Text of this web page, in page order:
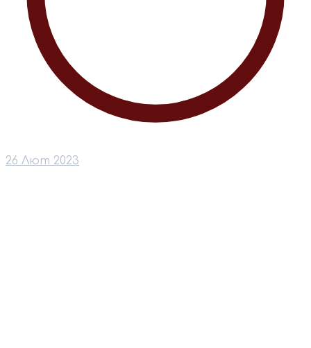
26 Лют 2023